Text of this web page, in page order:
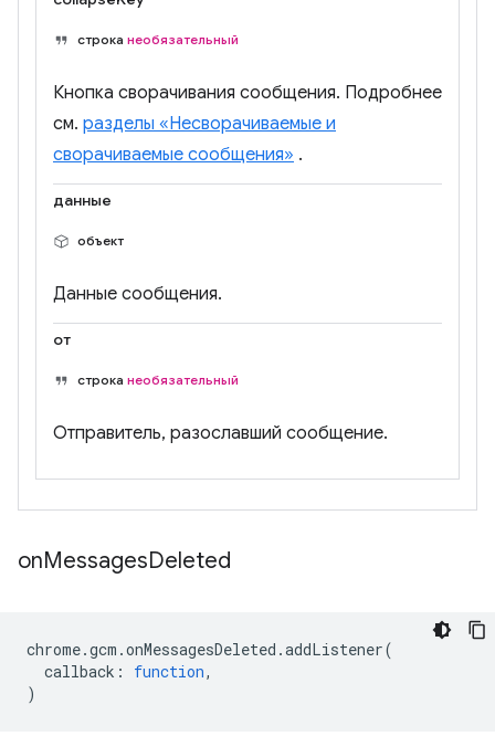
строка необязательный
Кнопка сворачивания сообщения. Подробнее
см. разделы «Несворачиваемые и
сворачиваемые сообщения» .
данные
объект
Данные сообщения.
от
строка необязательный
Отправитель, разославший сообщение.
onMessagesDeleted
chrome.gcm .onMessagesDeleted .addListener(
callback : function,
)